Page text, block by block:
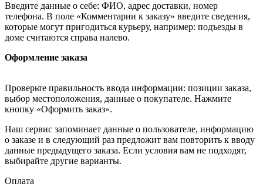
Введите данные о себе: ФИО, адрес доставки, номер
телефона. В поле «Комментарии к заказу» введите сведения,
которые могут пригодиться курьеру, например: подъезды в
доме считаются справа налево.
Оформление заказа
Проверьте правильность ввода информации: позиции заказа,
выбор местоположения, данные о покупателе. Нажмите
кнопку «Оформить заказ».
Наш сервис запоминает данные о пользователе, информацию
о заказе и в следующий раз предложит вам повторить к вводу
данные предыдущего заказа. Если условия вам не подходят,
выбирайте другие варианты.
Оплата